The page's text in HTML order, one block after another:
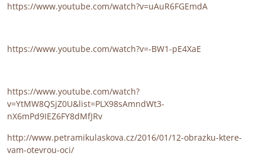
https://www.youtube.com/watch?v=uAuR6FGEmdA
https://www.youtube.com/watch?v=-BW1-pE4XaE
https://www.youtube.com/watch?
v=YtMW8QSjZ0U&list=PLX98sAmndWt3-
nX6mPd9IEZ6FY8dMfJRv
http://www.petramikulaskova.cz/2016/01/12-obrazku-ktere-
vam-otevrou-oci/